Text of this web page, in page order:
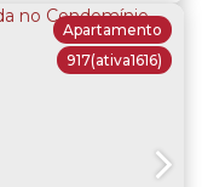
917(ativa1616)
Apartamento